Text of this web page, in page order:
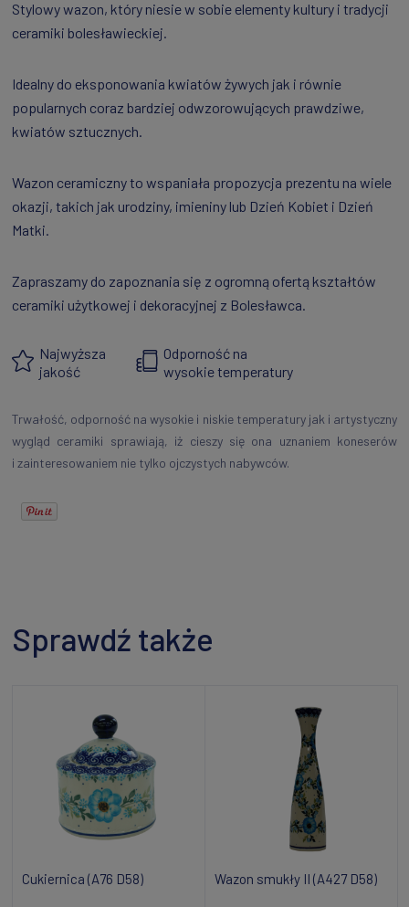
Stylowy wazon, który niesie w sobie elementy kultury i tradycji
ceramiki bolesławieckiej.
Idealny do eksponowania kwiatów żywych jak i równie
popularnych coraz bardziej odwzorowujących prawdziwe,
kwiatów sztucznych.
Wazon ceramiczny to wspaniała propozycja prezentu na wiele
okazji, takich jak urodziny, imieniny lub Dzień Kobiet i Dzień
Matki.
Zapraszamy do zapoznania się z ogromną ofertą kształtów
ceramiki użytkowej i dekoracyjnej z Bolesławca.
Najwyższa
jakość
Odporność na
wysokie temperatury
Trwałość, odporność na wysokie i niskie temperatury jak i artystyczny
wygląd ceramiki sprawiają, iż cieszy się ona uznaniem koneserów
i zainteresowaniem nie tylko ojczystych nabywców.
Sprawdź także
Cukiernica (A76 D58) Wazon smukły II (A427 D58)